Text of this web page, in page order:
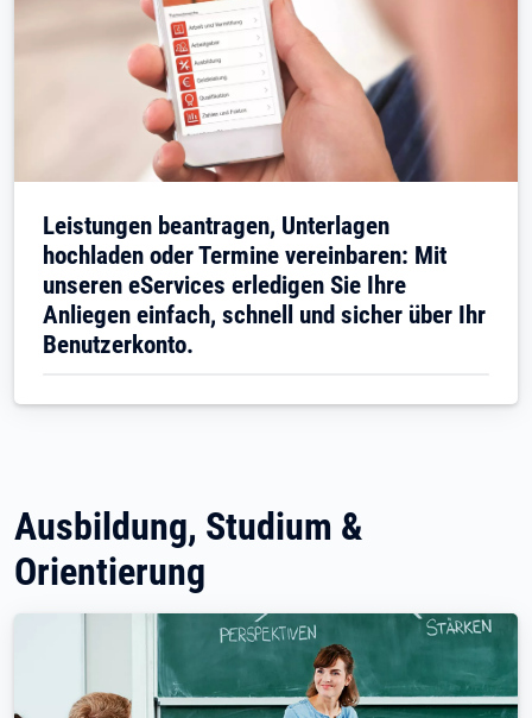
Leistungen beantragen, Unterlagen
hochladen oder Termine vereinbaren: Mit
unseren eServices erledigen Sie Ihre
Anliegen einfach, schnell und sicher über Ihr
Benutzerkonto.
Ausbildung, Studium &
Orientierung